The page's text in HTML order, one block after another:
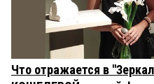
Что отражается в